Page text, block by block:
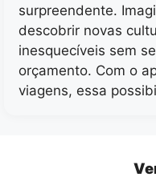
surpreendente.
descobrir novas
inesquecíveis sem
orçamento. Com o
viagens, essa